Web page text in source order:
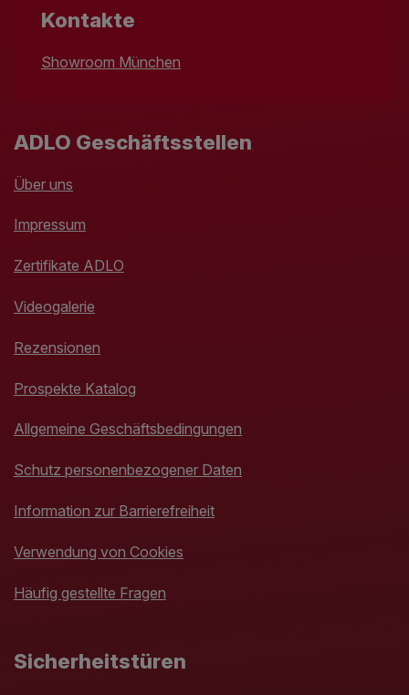
Kontakte
Showroom München
ADLO Geschäftsstellen
Über uns
Impressum
Zertifikate ADLO
Videogalerie
Rezensionen
Prospekte Katalog
Allgemeine Geschäftsbedingungen
Schutz personenbezogener Daten
Information zur Barrierefreiheit
Verwendung von Cookies
Häufig gestellte Fragen
Sicherheitstüren